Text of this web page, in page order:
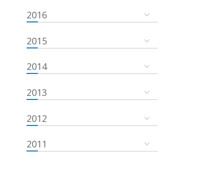
2016
2015
2014
2013
2012
2011